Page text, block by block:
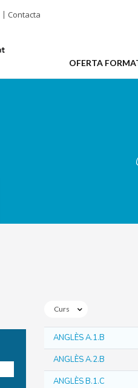
Contacta
OFERTA
Curs
ANGLÈS A.1.B
ANGLÈS A.2.B
ANGLÈS B.1.C